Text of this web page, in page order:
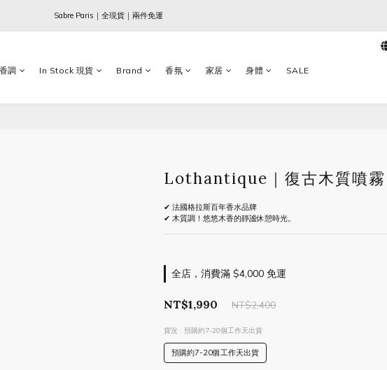
Ogata x 坂本龍一 ｜大師珍藏系列
Sabre Paris｜全現貨｜兩件免運
調 In Stock 現貨 Brand 香氛 家居 身體 SALE
Lothantique｜復古木質噴霧
✔ 法國格拉斯百年香水品牌
✔ 木質調！悠悠木香的靜謐休憩時光。
全店，消費滿 $4,000 免運
NT$1,990 NT$2,400
貨況 : 預購約7-20個工作天出貨
預購約7-20個工作天出貨